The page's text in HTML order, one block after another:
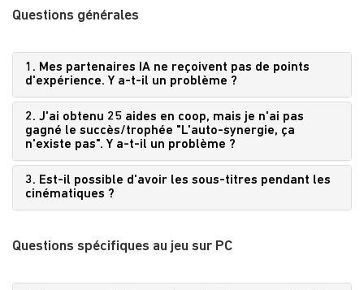
Questions générales
1. Mes partenaires IA ne reçoivent pas de points
d'expérience. Y a-t-il un problème ?
2. J'ai obtenu 25 aides en coop, mais je n'ai pas
gagné le succès/trophée "L'auto-synergie, ça
n'existe pas". Y a-t-il un problème ?
3. Est-il possible d'avoir les sous-titres pendant les
cinématiques ?
Questions spécifiques au jeu sur PC